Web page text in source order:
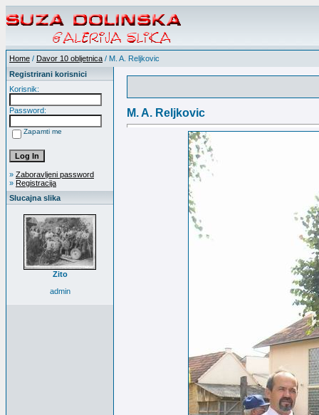
Home / Davor 10 obljetnica / M. A. Reljkovic
Registrirani korisnici
Korisnik:
Password:
Zapamti me
» Zaboravljeni password
» Registracija
Slucajna slika
Zito
admin
M. A. Reljkovic